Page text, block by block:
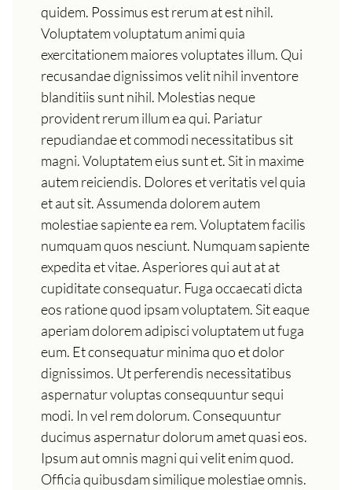
quidem. Possimus est rerum at est nihil.
Voluptatem voluptatum animi quia
exercitationem maiores voluptates illum. Qui
recusandae dignissimos velit nihil inventore
blanditiis sunt nihil. Molestias neque
provident rerum illum ea qui. Pariatur
repudiandae et commodi necessitatibus sit
magni. Voluptatem eius sunt et. Sit in maxime
autem reiciendis. Dolores et veritatis vel quia
et aut sit. Assumenda dolorem autem
molestiae sapiente ea rem. Voluptatem facilis
numquam quos nesciunt. Numquam sapiente
expedita et vitae. Asperiores qui aut at at
cupiditate consequatur. Fuga occaecati dicta
eos ratione quod ipsam voluptatem. Sit eaque
aperiam dolorem adipisci voluptatem ut fuga
eum. Et consequatur minima quo et dolor
dignissimos. Ut perferendis necessitatibus
aspernatur voluptas consequuntur sequi
modi. In vel rem dolorum. Consequuntur
ducimus aspernatur dolorum amet quasi eos.
Ipsum aut omnis magni qui velit enim quod.
Officia quibusdam similique molestiae omnis.